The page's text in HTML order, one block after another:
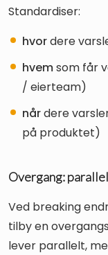
Standardiser:
hvordere
hvemsom får
/ eierteam)
nårdere
på produktet)
Overgang:
Ved breaking
tilby en
lever parallelt,